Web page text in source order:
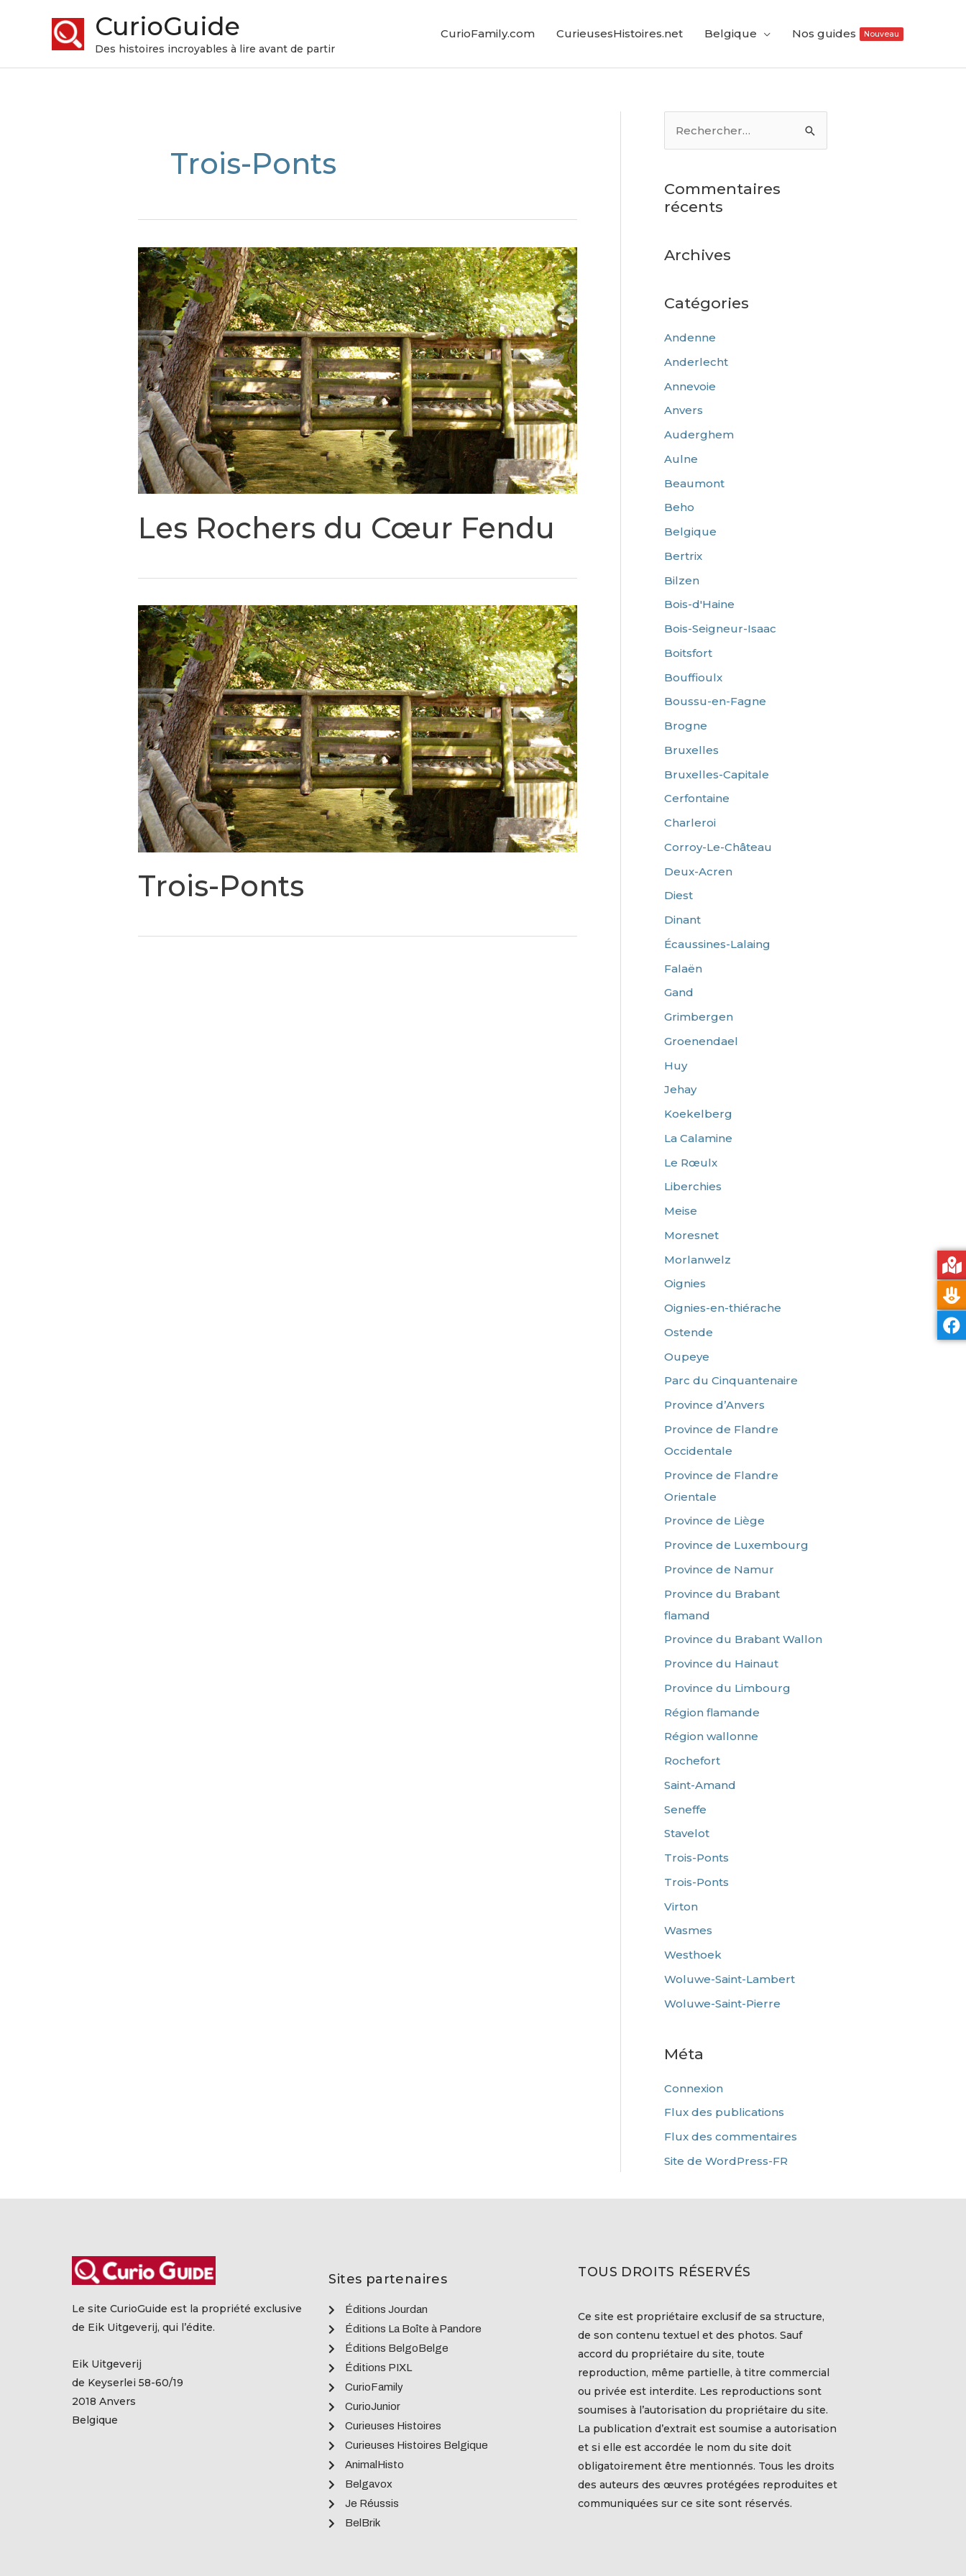
CurioGuide
Des histoires incroyables à lire avant de partir
CurioFamily.com CurieusesHistoires.net Belgique Nos guides Nouveau
Trois-Ponts
Les Rochers du Cœur Fendu
Trois-Ponts
Commentaires
récents
Archives
Catégories
Andenne
Anderlecht
Annevoie
Anvers
Auderghem
Aulne
Beaumont
Beho
Belgique
Bertrix
Bilzen
Bois-d'Haine
Bois-Seigneur-Isaac
Boitsfort
Bouffioulx
Boussu-en-Fagne
Brogne
Bruxelles
Bruxelles-Capitale
Cerfontaine
Charleroi
Corroy-Le-Château
Deux-Acren
Diest
Dinant
Écaussines-Lalaing
Falaën
Gand
Grimbergen
Groenendael
Huy
Jehay
Koekelberg
La Calamine
Le Rœulx
Liberchies
Meise
Moresnet
Morlanwelz
Oignies
Oignies-en-thiérache
Ostende
Oupeye
Parc du Cinquantenaire
Province d’Anvers
Province de Flandre
Occidentale
Province de Flandre
Orientale
Province de Liège
Province de Luxembourg
Province de Namur
Province du Brabant
flamand
Province du Brabant Wallon
Province du Hainaut
Province du Limbourg
Région flamande
Région wallonne
Rochefort
Saint-Amand
Seneffe
Stavelot
Trois-Ponts
Trois-Ponts
Virton
Wasmes
Westhoek
Woluwe-Saint-Lambert
Woluwe-Saint-Pierre
Méta
Connexion
Flux des publications
Flux des commentaires
Site de WordPress-FR
Le site CurioGuide est la propriété exclusive
de Eik Uitgeverij, qui l’édite.
Eik Uitgeverij
de Keyserlei 58-60/19
2018 Anvers
Belgique
Sites partenaires
Éditions Jourdan
Éditions La Boîte à Pandore
Éditions BelgoBelge
Éditions PIXL
CurioFamily
CurioJunior
Curieuses Histoires
Curieuses Histoires Belgique
AnimalHisto
Belgavox
Je Réussis
BelBrik
TOUS DROITS RÉSERVÉS
Ce site est propriétaire exclusif de sa structure,
de son contenu textuel et des photos. Sauf
accord du propriétaire du site, toute
reproduction, même partielle, à titre commercial
ou privée est interdite. Les reproductions sont
soumises à l’autorisation du propriétaire du site.
La publication d’extrait est soumise a autorisation
et si elle est accordée le nom du site doit
obligatoirement être mentionnés. Tous les droits
des auteurs des œuvres protégées reproduites et
communiquées sur ce site sont réservés.